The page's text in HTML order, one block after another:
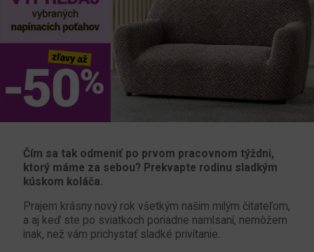
Čím sa tak odmeniť po prvom pracovnom týždni,
ktorý máme za sebou? Prekvapte rodinu sladkým
kúskom koláča.
Prajem krásny nový rok všetkým našim milým čitateľom,
a aj keď ste po sviatkoch poriadne namlsaní, nemôžem
inak, než vám prichystať sladké privítanie.